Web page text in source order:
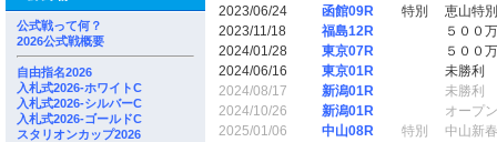
公式戦って何？
2026公式戦概要
自由指名2026
入札式2026-ホワイトC
入札式2026-シルバーC
入札式2026-ゴールドC
スタリオンカップ2026
2023/06/24
函館09R 特別
恵山特別
2023/11/18
福島12R
５００
2024/01/28
東京07R
５００
2024/06/16
東京01R
未勝利
2024/08/17
新潟01R
未勝利
2024/10/26
新潟01R
オープン
2025/01/06
中山08R 特別
中山新